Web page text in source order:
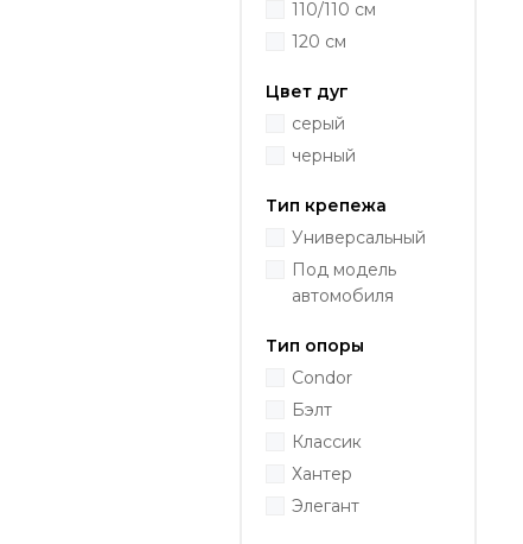
110/110 см
120 см
Цвет дуг
серый
черный
Тип крепежа
Универсальный
Под модель
автомобиля
Тип опоры
Condor
Бэлт
Классик
Хантер
Элегант